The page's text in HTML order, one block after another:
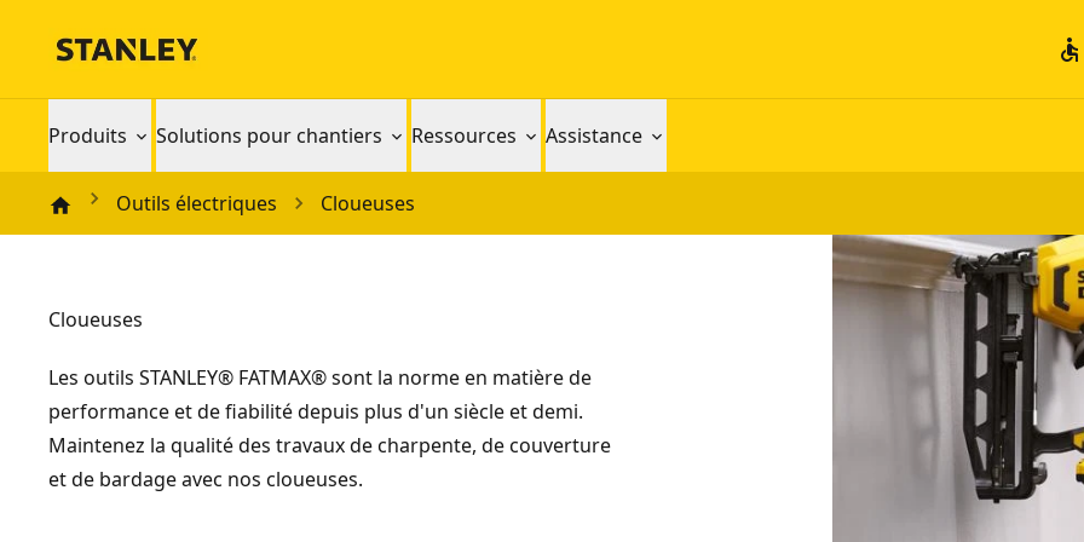
accessible
Produits Solutions pour chantiers Ressources Assistance
Outils électriques Cloueuses
Cloueuses
Les outils STANLEY® FATMAX® sont la norme en matière de
performance et de fiabilité depuis plus d'un siècle et demi.
Maintenez la qualité des travaux de charpente, de couverture
et de bardage avec nos cloueuses.